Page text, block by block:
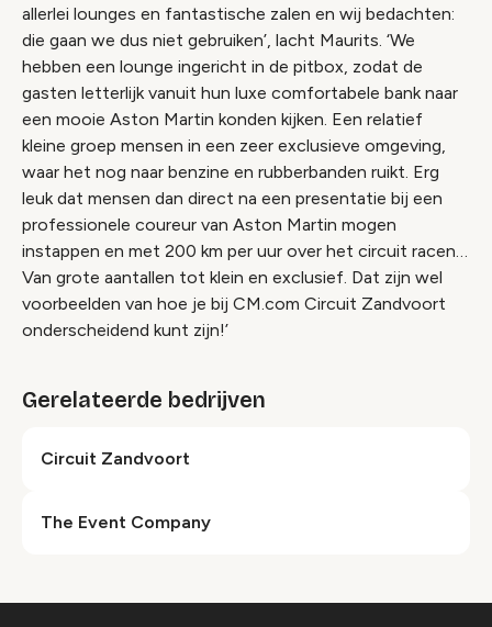
allerlei lounges en fantastische zalen en wij bedachten:
die gaan we dus niet gebruiken’, lacht Maurits. ‘We
hebben een lounge ingericht in de pitbox, zodat de
gasten letterlijk vanuit hun luxe comfortabele bank naar
een mooie Aston Martin konden kijken. Een relatief
kleine groep mensen in een zeer exclusieve omgeving,
waar het nog naar benzine en rubberbanden ruikt. Erg
leuk dat mensen dan direct na een presentatie bij een
professionele coureur van Aston Martin mogen
instappen en met 200 km per uur over het circuit racen…
Van grote aantallen tot klein en exclusief. Dat zijn wel
voorbeelden van hoe je bij CM.com Circuit Zandvoort
onderscheidend kunt zijn!’
Gerelateerde bedrijven
Circuit Zandvoort
The Event Company